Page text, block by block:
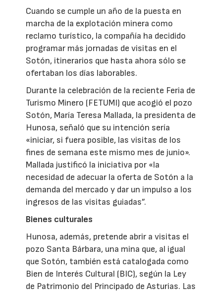
Cuando se cumple un año de la puesta en
marcha de la explotación minera como
reclamo turístico, la compañía ha decidido
programar más jornadas de visitas en el
Sotón, itinerarios que hasta ahora sólo se
ofertaban los días laborables.
Durante la celebración de la reciente Feria de
Turismo Minero (FETUMI) que acogió el pozo
Sotón, María Teresa Mallada, la presidenta de
Hunosa, señaló que su intención sería
«iniciar, si fuera posible, las visitas de los
fines de semana este mismo mes de junio».
Mallada justificó la iniciativa por «la
necesidad de adecuar la oferta de Sotón a la
demanda del mercado y dar un impulso a los
ingresos de las visitas guiadas”.
Bienes culturales
Hunosa, además, pretende abrir a visitas el
pozo Santa Bárbara, una mina que, al igual
que Sotón, también está catalogada como
Bien de Interés Cultural (BIC), según la Ley
de Patrimonio del Principado de Asturias. Las